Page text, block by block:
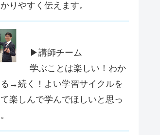
りやすく伝えます。
▶講師チーム
学ぶことは楽しい！わか
→続く！よい学習サイクルを
楽しんで学んでほしいと思っ